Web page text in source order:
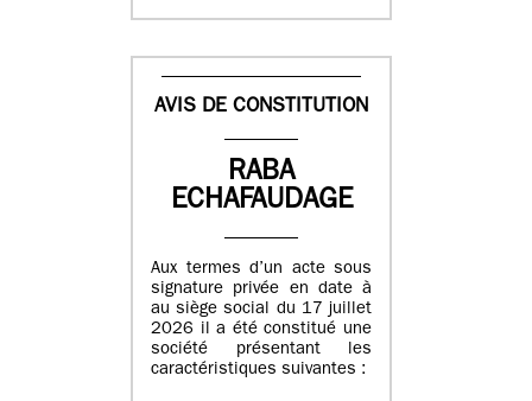
AVIS DE CONSTITUTION
RABA
ECHAFAUDAGE
Aux termes d’un acte sous
signature privée en date à
au siège social du 17 juillet
2026 il a été constitué une
société présentant les
caractéristiques suivantes :